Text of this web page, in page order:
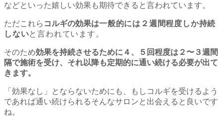
などといった嬉しい効果も期待できると言われています。
ただこれら コルギの効果は一般的には２週間程度しか持続
しないと言われています。
そのため効果を持続させるために４、５回程度は２〜３週間
隔で施術を受け、それ以降も定期的に通い続ける必要が出て
きます。
「効果なし」とならないためにも、もしコルギを受けるよう
であれば通い続けられるそんなサロンと出会えると良いです
ね。